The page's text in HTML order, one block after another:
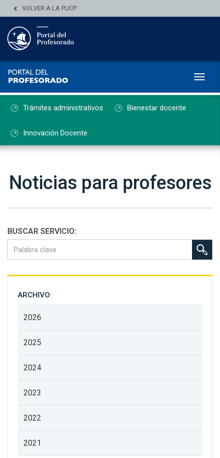
VOLVER A LA PUCP
Trámites administrativos Bienestar docente
Innovación Docente
Noticias para profesores
BUSCAR SERVICIO:
ARCHIVO:
2026
2025
2024
2023
2022
2021